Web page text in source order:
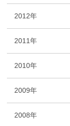
2012年
2011年
2010年
2009年
2008年